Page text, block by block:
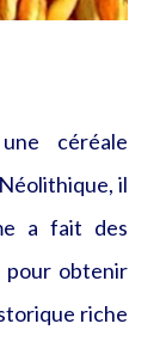
céréale
il
a fait des
pour obtenir
riche